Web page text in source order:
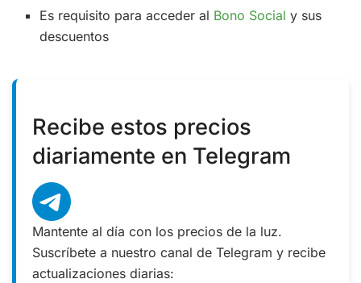
Es requisito para acceder al Bono Social y sus
descuentos
Recibe estos precios
diariamente en Telegram
Mantente al día con los precios de la luz.
Suscríbete a nuestro canal de Telegram y recibe
actualizaciones diarias: